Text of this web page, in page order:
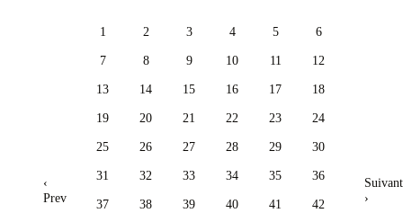
‹
Prev
1 2 3 4 5 6
7 8 9 10 11 12
13 14 15 16 17 18
19 20 21 22 23 24
25 26 27 28 29 30
31 32 33 34 35 36
37 38 39 40 41 42
Suivant
›